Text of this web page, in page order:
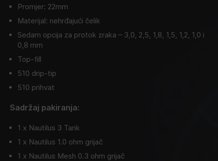
Promjer: 22mm
Materijal: nehrđajući čelik
Sedam opcija za protok zraka – 3,0, 2,5, 1,8, 1,5, 1,2, 1,0 i
0,8 mm
Top-fill
510 drip-tip
510 prihvat
Sadržaj pakiranja:
1 x Nautilus 3 Tank
1 x Nautilus 1.0 ohm grijač
1 x Nautilus Mesh 0.3 ohm grijač